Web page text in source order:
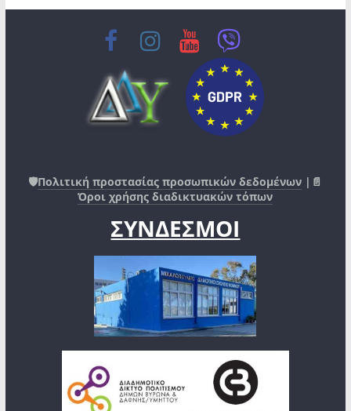
🛡️Πολιτική προστασίας προσωπικών δεδομένων |📄
Όροι χρήσης διαδικτυακών τόπων
ΣΥΝΔΕΣΜΟΙ